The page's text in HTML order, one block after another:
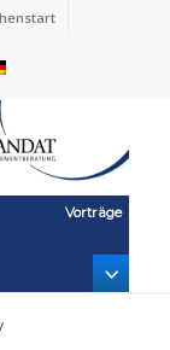
Vorträge
/